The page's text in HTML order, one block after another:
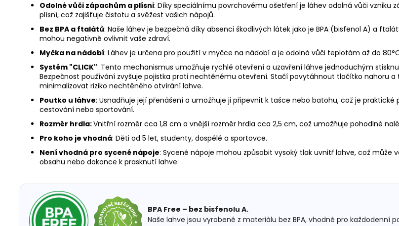
Odolné vůči zápachům a plísni: Díky speciálnímu povrchovému ošetření je láhev odolná vůči vzniku
plísní, což zajišťuje čistotu a svěžest vašich nápojů.
Bez BPA a ftalátů: Naše láhev je bezpečná díky absenci škodlivých látek jako je BPA (bisfenol A) a
mohou negativně ovlivnit vaše zdraví.
Myčka na nádobí: Láhev je určena pro použití v myčce na nádobí a je odolná vůči teplotám až do
Systém "CLICK": Tento mechanismus umožňuje rychlé otevření a uzavření láhve jednoduchým
Bezpečnost používání zvyšuje pojistka proti nechtěnému otevření. Stačí povytáhnout tlačítko nahoru a
minimalizovat riziko nechtěného otvírání lahve.
Poutko u láhve: Usnadňuje její přenášení a umožňuje ji připevnit k tašce nebo batohu, což je praktické
cestování nebo sportování.
Rozměr hrdla:Vnitřní rozměr cca 1,8 cm a vnější rozměr hrdla cca 2,5 cm, což umožňuje pohodlné
Pro koho je vhodná: Děti od 5 let, studenty, dospělé a sportovce.
Není vhodná pro sycené nápoje: Sycené nápoje mohou způsobit vysoký tlak uvnitř lahve, což může
obsahu nebo dokonce k prasknutí lahve.
BPA Free – bez bisfenolu A.
Naše lahve jsou vyrobené z materiálu bez BPA, vhodné pro každodenní